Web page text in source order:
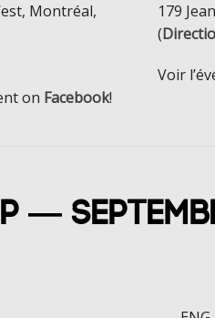
Montréal,
on Facebook!
179
(
Voir
—